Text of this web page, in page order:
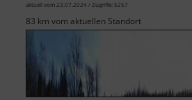
aktuell vom 23.07.2024 / Zugriffe: 5257
83 km vom aktuellen Standort